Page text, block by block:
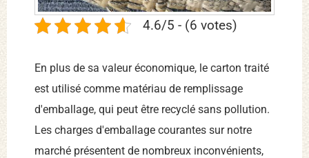
4.6/5 - (6 votes)
En plus de sa valeur économique, le carton traité
est utilisé comme matériau de remplissage
d'emballage, qui peut être recyclé sans pollution.
Les charges d'emballage courantes sur notre
marché présentent de nombreux inconvénients,